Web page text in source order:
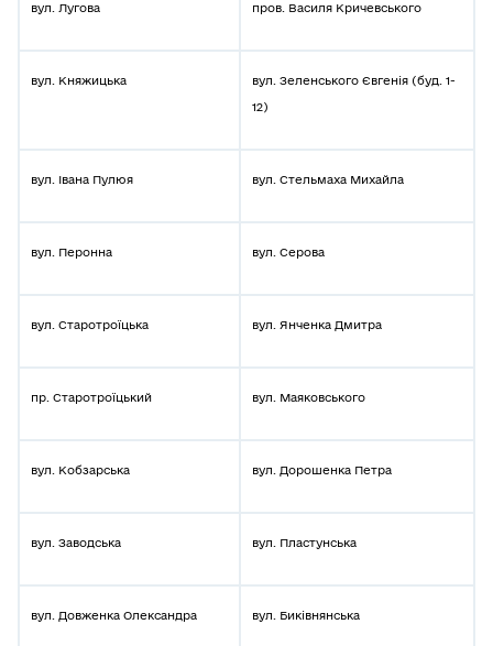
вул. Лугова пров. Василя Кричевського
вул. Княжицька
вул. Зеленського Євгенія (буд. 1-
12)
вул. Івана Пулюя вул. Стельмаха Михайла
вул. Перонна вул. Серова
вул. Старотроїцька вул. Янченка Дмитра
пр. Старотроїцький вул. Маяковського
вул. Кобзарська вул. Дорошенка Петра
вул. Заводська вул. Пластунська
вул. Довженка Олександра вул. Биківнянська